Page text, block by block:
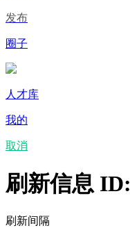
发布
圈子
人才库
我的
取消
刷新信息 ID:
刷新间隔